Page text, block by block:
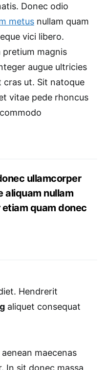
Donec odio
metus nullam quam
vici libero.
pretium magnis
augue ultricies
cras ut. Sit natoque
vitae pede rhoncus
ullamcorper
aliquam nullam
quam donec
Hendrerit
aliquet consequat
maecenas
In sit donec massa